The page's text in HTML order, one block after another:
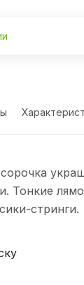
Тонкие
стринги.